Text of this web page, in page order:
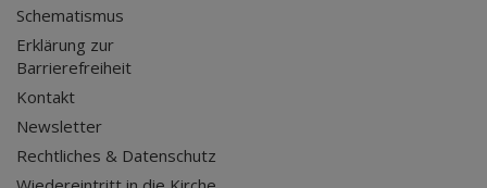
Schematismus
Erklärung zur
Barrierefreiheit
Kontakt
Newsletter
Rechtliches & Datenschutz